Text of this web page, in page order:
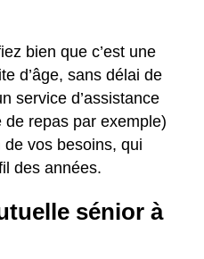
bien que c’est une
d’âge, sans délai de
service d’assistance
repas par exemple)
vos besoins, qui
des années.
sénior à